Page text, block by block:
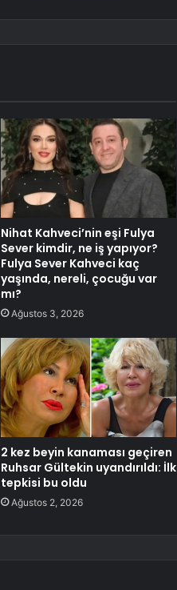
Nihat Kahveci’nin eşi Fulya
Sever kimdir, ne iş yapıyor?
Fulya Sever Kahveci kaç
yaşında, nereli, çocuğu var
mı?
Ağustos 3, 2026
2 kez beyin kanaması geçiren
Ruhsar Gültekin uyandırıldı: İlk
tepkisi bu oldu
Ağustos 2, 2026